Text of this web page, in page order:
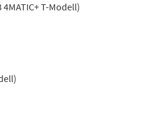
4MATIC+ T-Modell)